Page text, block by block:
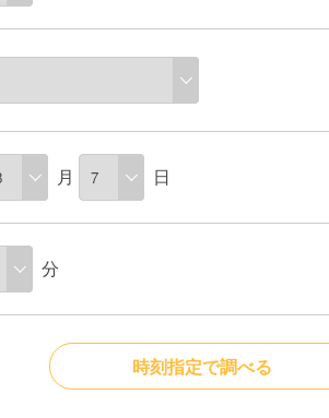
月 日
分
時刻指定で調べる